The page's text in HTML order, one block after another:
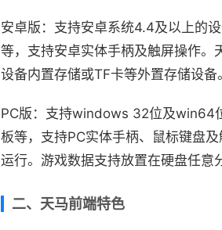
安卓版：支持安卓系统4.4及以上的
等，支持安卓实体手柄及触屏操作
设备内置存储或TF卡等外置存储设备。
PC版：支持windows 32位及win64
板等，支持PC实体手柄、鼠标键盘
运行。游戏数据支持放置在硬盘任意
二、天马前端特色